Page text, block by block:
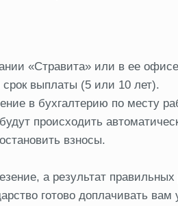
«Стравита» или в ее
выплаты (5 или 10 лет).
в бухгалтерию по месту
происходить
взносы.
а результат
готово доплачивать